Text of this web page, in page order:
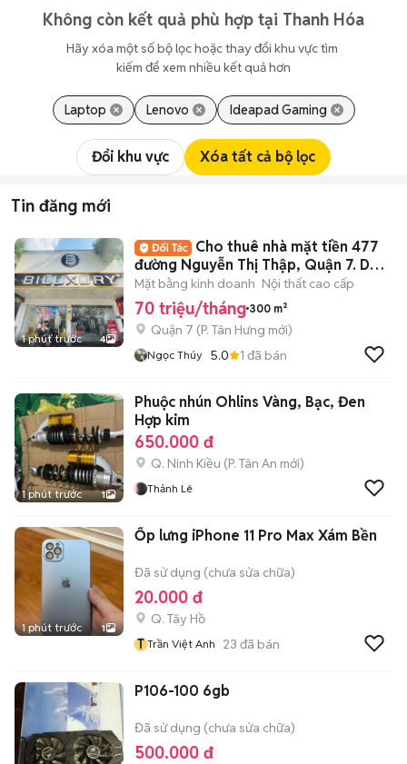
Không còn kết quả phù hợp tại Thanh Hóa
Hãy xóa một số bộ lọc hoặc thay đổi khu vực tìm
kiếm để xem nhiều kết quả hơn
Laptop Lenovo Ideapad Gaming
Đổi khu vực Xóa tất cả bộ lọc
Tin đăng mới
1 phút trước 4
Cho thuê nhà mặt tiền 477
đường Nguyễn Thị Thập, Quận 7. DT:
10x30m
Mặt bằng kinh doanh Nội thất cao cấp
70 triệu/tháng 300 m²
Quận 7 (P. Tân Hưng mới)
Ngọc Thúy 5.0 1 đã bán
1 phút trước 1
Phuộc nhún Ohlins Vàng, Bạc, Đen
Hợp kim
650.000 đ
Q. Ninh Kiều (P. Tân An mới)
Thảnh Lê
1 phút trước 1
Ốp lưng iPhone 11 Pro Max Xám Bền
Đã sử dụng (chưa sửa chữa)
20.000 đ
Q. Tây Hồ
T Trần Việt Anh 23 đã bán
P106-100 6gb
Đã sử dụng (chưa sửa chữa)
500.000 đ